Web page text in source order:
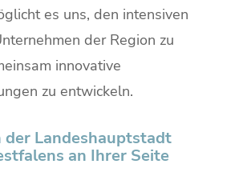
es uns, den intensiven
der Region zu
innovative
zu entwickeln.
der Landeshauptstadt
an Ihrer Seite